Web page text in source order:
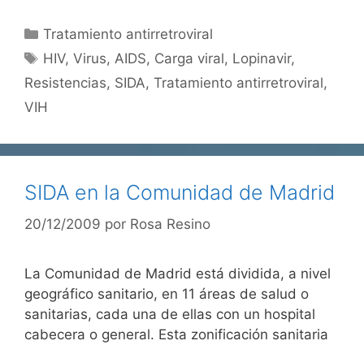
Categorías
Tratamiento antirretroviral
Etiquetas
HIV,Virus,AIDS, Carga viral, Lopinavir,
Resistencias, SIDA, Tratamiento antirretroviral,
VIH
SIDA en la Comunidad de Madrid
20/12/2009 por Rosa Resino
La Comunidad de Madrid está dividida, a nivel
geográfico sanitario, en 11 áreas de salud o
sanitarias, cada una de ellas con un hospital
cabecera o general. Esta zonificación sanitaria